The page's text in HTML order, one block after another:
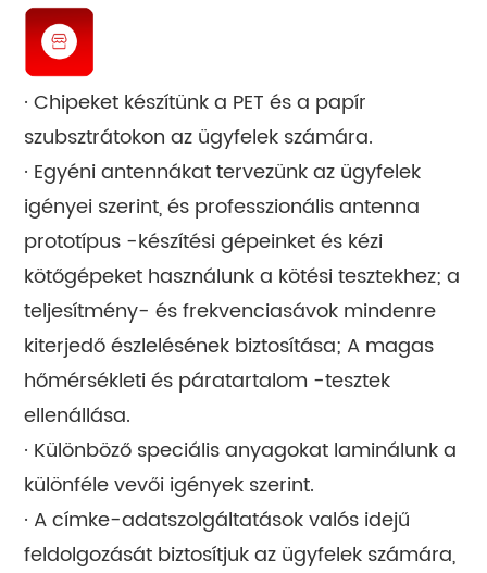
· Chipeket készítünk a PET és a papír
szubsztrátokon az ügyfelek számára.
· Egyéni antennákat tervezünk az ügyfelek
igényei szerint, és professzionális antenna
prototípus -készítési gépeinket és kézi
kötőgépeket használunk a kötési tesztekhez; a
teljesítmény- és frekvenciasávok mindenre
kiterjedő észlelésének biztosítása; A magas
hőmérsékleti és páratartalom -tesztek
ellenállása.
· Különböző speciális anyagokat laminálunk a
különféle vevői igények szerint.
· A címke-adatszolgáltatások valós idejű
feldolgozását biztosítjuk az ügyfelek számára,